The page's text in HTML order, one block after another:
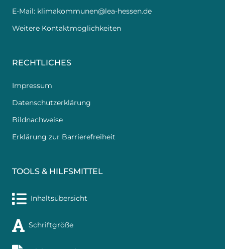
E-Mail: klimakommunen@lea-hessen.de
Weitere Kontaktmöglichkeiten
RECHTLICHES
Impressum
Datenschutzerklärung
Bildnachweise
Erklärung zur Barrierefreiheit
TOOLS & HILFSMITTEL
Inhaltsübersicht
Schriftgröße